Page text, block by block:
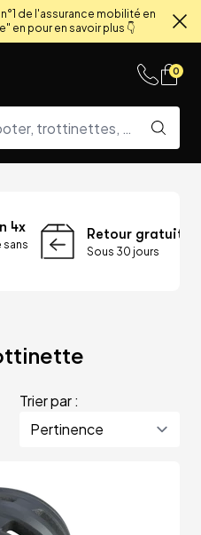
de l'assurance mobilité en
en pour en savoir plus 👇
0
4x
sans
Retour gratuit
Sous 30 jours
Trier par :